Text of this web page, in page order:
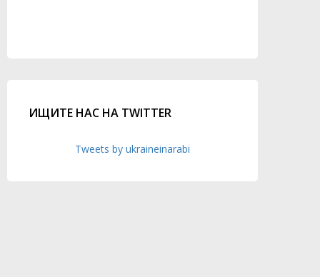
ИЩИТЕ НАС НА TWITTER
Tweets by ukraineinarabi